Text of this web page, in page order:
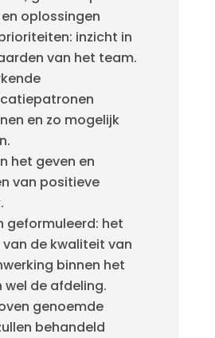
oplossingen
inzicht in
van het team.
en zo mogelijk
het geven en
van positieve
geformuleerd: het
de kwaliteit van
binnen het
de afdeling.
genoemde
behandeld